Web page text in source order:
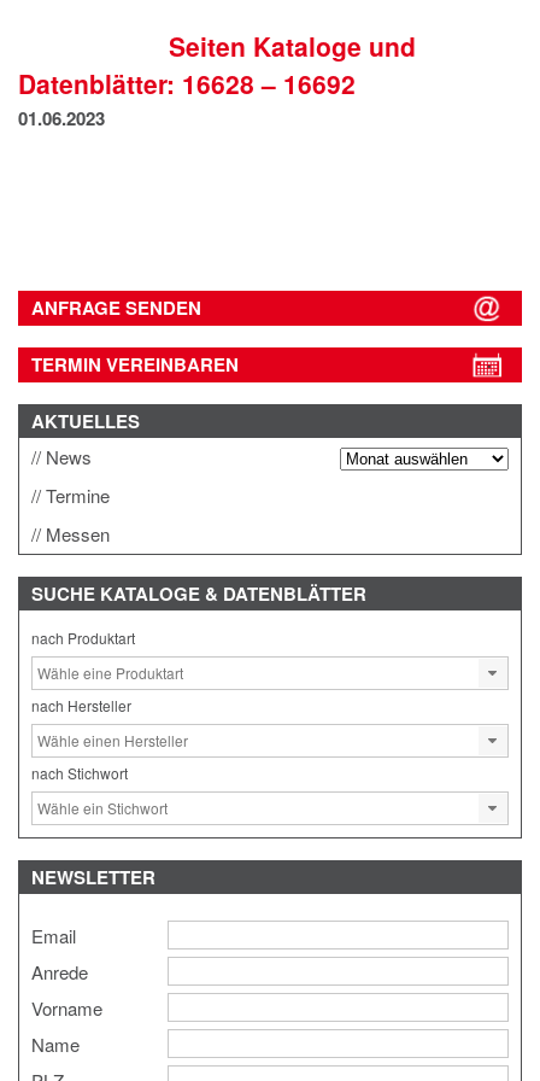
DATENSCHUTZSeiten Kataloge und
Datenblätter: 16628 – 16692
01.06.2023
ANFRAGE SENDEN
TERMIN VEREINBAREN
AKTUELLES
News
Termine
Messen
SUCHE KATALOGE & DATENBLÄTTER
nach Produktart
nach Hersteller
nach Stichwort
NEWSLETTER
Email
Anrede
Vorname
Name